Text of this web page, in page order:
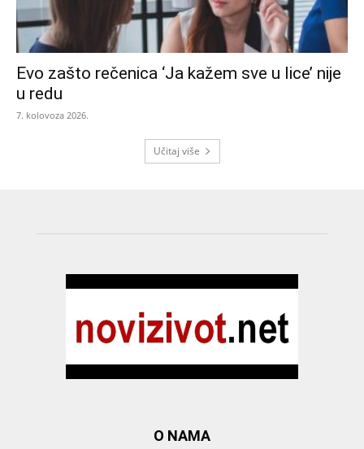
Evo zašto rečenica ‘Ja kažem sve u lice’ nije
u redu
7. kolovoza 2026.
Učitaj više
O NAMA